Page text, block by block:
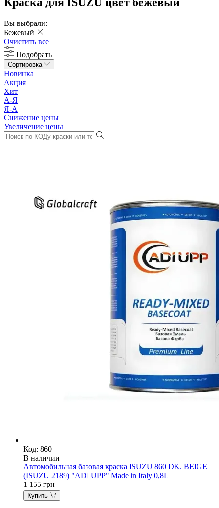
Вы выбрали:
Бежевый
Очистить все
Подобрать
Сортировка
Новинка
Акция
Хит
А-Я
Я-А
Снижение цены
Увеличение цены
Код: 860
В наличии
Автомобильная базовая краска ISUZU 860 DK. BEIGE
(ISUZU 2189) "ADI UPP" Made in Italy 0,8L
1 155 грн
Купить